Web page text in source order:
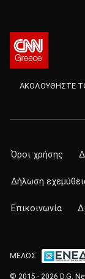
ΑΚΟΛΟΥΘΗΣΤΕ ΤΟ
Όροι χρήσης
Δήλωση
Επικοινωνία
ΜΕΛΟΣ
© 2015 - 2026 D.G.